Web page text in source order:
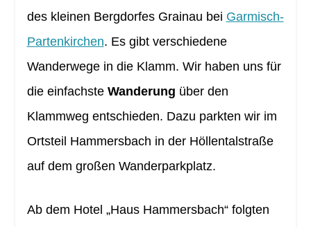
des kleinen Bergdorfes Grainau bei Garmisch-
Partenkirchen. Es gibt verschiedene
Wanderwege in die Klamm. Wir haben uns für
die einfachste Wanderung über den
Klammweg entschieden. Dazu parkten wir im
Ortsteil Hammersbach in der Höllentalstraße
auf dem großen Wanderparkplatz.
Ab dem Hotel „Haus Hammersbach“ folgten